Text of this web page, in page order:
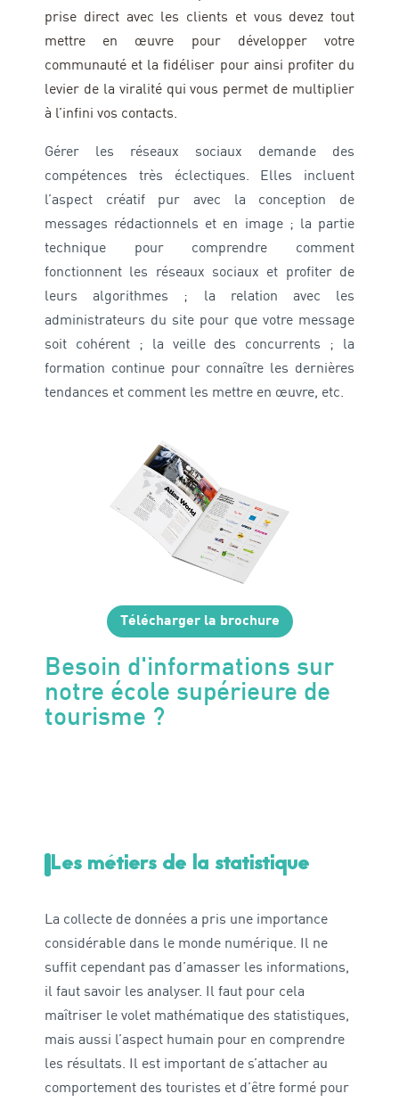
prise direct avec les clients et vous devez tout
mettre en œuvre pour développer votre
communauté et la fidéliser pour ainsi profiter du
levier de la viralité qui vous permet de multiplier
à l’infini vos contacts.
Gérer les réseaux sociaux demande des
compétences très éclectiques. Elles incluent
l’aspect créatif pur avec la conception de
messages rédactionnels et en image ; la partie
technique pour comprendre comment
fonctionnent les réseaux sociaux et profiter de
leurs algorithmes ; la relation avec les
administrateurs du site pour que votre message
soit cohérent ; la veille des concurrents ; la
formation continue pour connaître les dernières
tendances et comment les mettre en œuvre, etc.
Télécharger la brochure
Besoin d'informations sur
notre école supérieure de
tourisme ?
Les métiers de la statistique
La collecte de données a pris une importance
considérable dans le monde numérique. Il ne
suffit cependant pas d’amasser les informations,
il faut savoir les analyser. Il faut pour cela
maîtriser le volet mathématique des statistiques,
mais aussi l’aspect humain pour en comprendre
les résultats. Il est important de s’attacher au
comportement des touristes et d’être formé pour